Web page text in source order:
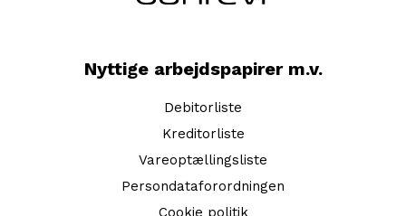
Nyttige arbejdspapirer m.v.
Debitorliste
Kreditorliste
Vareoptællingsliste
Persondataforordningen
Cookie politik